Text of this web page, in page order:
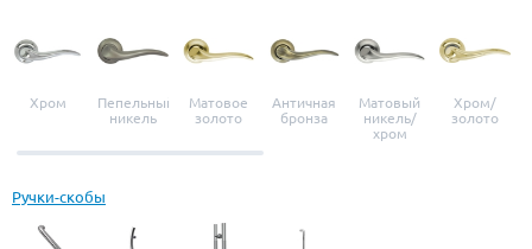
Хром
Пепельный
никель
Матовое
золото
Античная
бронза
Матовый
никель/
хром
Хром/
золото
Ручки-скобы